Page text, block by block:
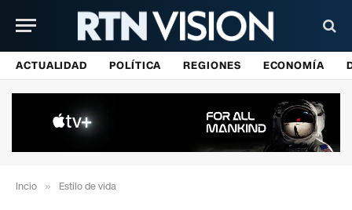
ACTUALIDAD POLÍTICA REGIONES ECONOMÍA
Incio » Estilo de vida